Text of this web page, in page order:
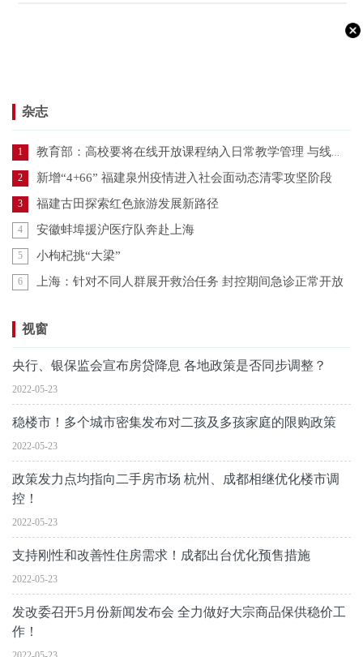
杂志
1 教育部：高校要将在线开放课程纳入日常教学管理 与线下课程同管理同要求
2 新增“4+66” 福建泉州疫情进入社会面动态清零攻坚阶段
3 福建古田探索红色旅游发展新路径
4 安徽蚌埠援沪医疗队奔赴上海
5 小枸杞挑“大梁”
6 上海：针对不同人群展开救治任务 封控期间急诊正常开放
视窗
央行、银保监会宣布房贷降息 各地政策是否同步调整？
2022-05-23
稳楼市！多个城市密集发布对二孩及多孩家庭的限购政策
2022-05-23
政策发力点均指向二手房市场 杭州、成都相继优化楼市调
控！
2022-05-23
支持刚性和改善性住房需求！成都出台优化预售措施
2022-05-23
发改委召开5月份新闻发布会 全力做好大宗商品保供稳价工
作！